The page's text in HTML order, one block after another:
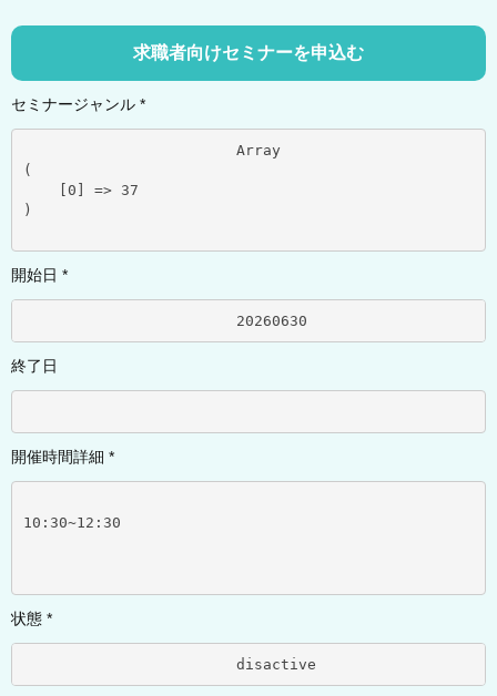
求職者向けセミナーを申込む
セミナージャンル *
(
    [0] => 37
)
開始日 *
終了日
開催時間詳細 *
10:30~12:30
状態 *